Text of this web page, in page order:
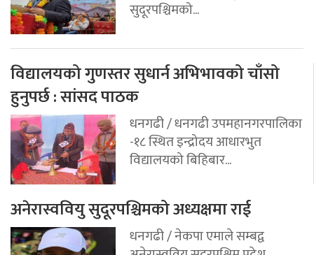
सुदूरपश्चिमको...
विद्यालयको गुणस्तर सुधार्न अभिभावको चाँसो
हुनुपर्छ : सांसद पाठक
धनगढी / धनगढी उपमहानगरपालिका
-१८ स्थित इन्द्रोदय आधारभुत
विद्यालयको बिहिबार...
अनेरास्ववियु सुदूरपश्चिमको अध्यक्षमा राई
धनगढी / नेकपा एमाले सम्बद्व